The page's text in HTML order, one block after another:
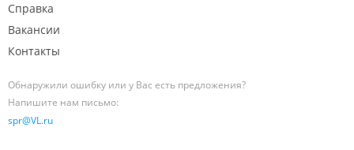
Справка
Вакансии
Контакты
Обнаружили ошибку или у Вас есть предложения?
Напишите нам письмо:
spr@VL.ru